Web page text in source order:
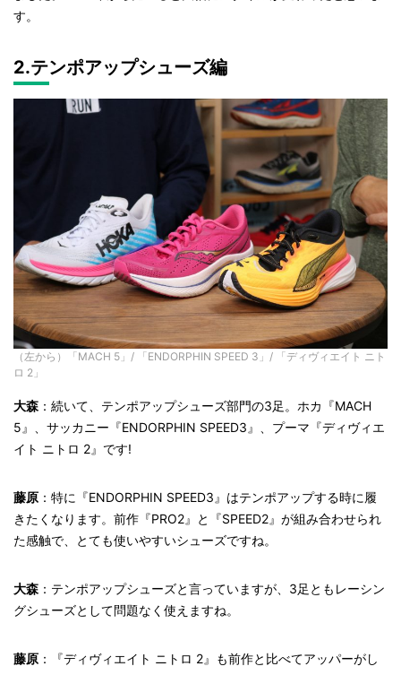
す。
2.テンポアップシューズ編
（左から）「MACH 5」/ 「ENDORPHIN SPEED 3」/ 「ディヴィエイト ニト
ロ 2」
大森 ：続いて、テンポアップシューズ部門の3足。ホカ『MACH
5』、サッカニー『ENDORPHIN SPEED3』、プーマ『ディヴィエ
イト ニトロ 2』です!
藤原 ： 特に『ENDORPHIN SPEED3』はテンポアップする時に履
きたくなります。前作『PRO2』と『SPEED2』が組み合わせられ
た感触で、とても使いやすいシューズですね。
大森 ：テンポアップシューズと言っていますが、3足ともレーシン
グシューズとして問題なく使えますね。
藤原 ：『ディヴィエイト ニトロ 2』も前作と比べてアッパーがし